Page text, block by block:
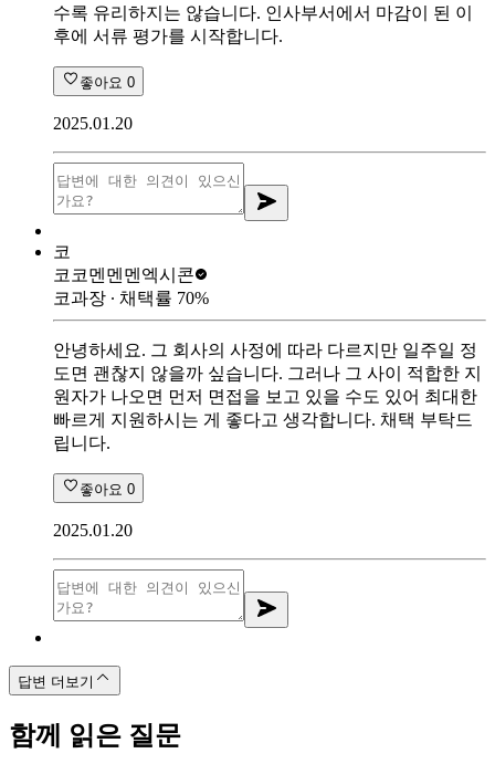
수록 유리하지는 않습니다. 인사부서에서 마감이 된 이
후에 서류 평가를 시작합니다.
좋아요 0
2025.01.20
코
코코멘멘멘 엑시콘
코과장 ∙ 채택률 70%
안녕하세요. 그 회사의 사정에 따라 다르지만 일주일 정
도면 괜찮지 않을까 싶습니다. 그러나 그 사이 적합한 지
원자가 나오면 먼저 면접을 보고 있을 수도 있어 최대한
빠르게 지원하시는 게 좋다고 생각합니다. 채택 부탁드
립니다.
좋아요 0
2025.01.20
답변 더보기
함께 읽은 질문